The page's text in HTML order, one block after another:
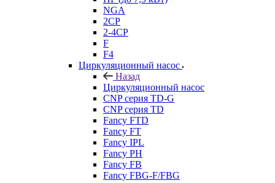
NGA
2CP
2-4CP
F
F4
Циркуляционный насос
Назад
Циркуляционный насос
CNP серия TD-G
CNP серия TD
Fancy FTD
Fancy FT
Fancy IPL
Fancy PH
Fancy FB
Fancy FBG-F/FBG